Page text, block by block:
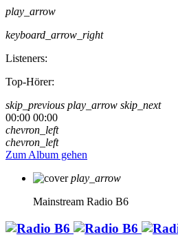
play_arrow
keyboard_arrow_right
Listeners:
Top-Hörer:
skip_previous play_arrow skip_next
00:00 00:00
chevron_left
chevron_left
Zum Album gehen
play_arrow
Mainstream Radio B6